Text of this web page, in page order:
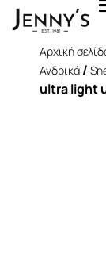
Αρχική
Ανδρικά /
ultra light